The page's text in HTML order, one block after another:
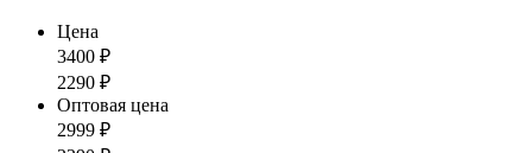
Цена
3400 ₽
2290 ₽
Оптовая цена
2999 ₽